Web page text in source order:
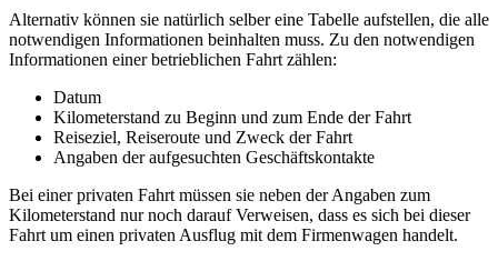
Alternativ können sie natürlich selber eine Tabelle aufstellen, die alle
notwendigen Informationen beinhalten muss. Zu den notwendigen
Informationen einer betrieblichen Fahrt zählen:
Datum
Kilometerstand zu Beginn und zum Ende der Fahrt
Reiseziel, Reiseroute und Zweck der Fahrt
Angaben der aufgesuchten Geschäftskontakte
Bei einer privaten Fahrt müssen sie neben der Angaben zum
Kilometerstand nur noch darauf Verweisen, dass es sich bei dieser
Fahrt um einen privaten Ausflug mit dem Firmenwagen handelt.